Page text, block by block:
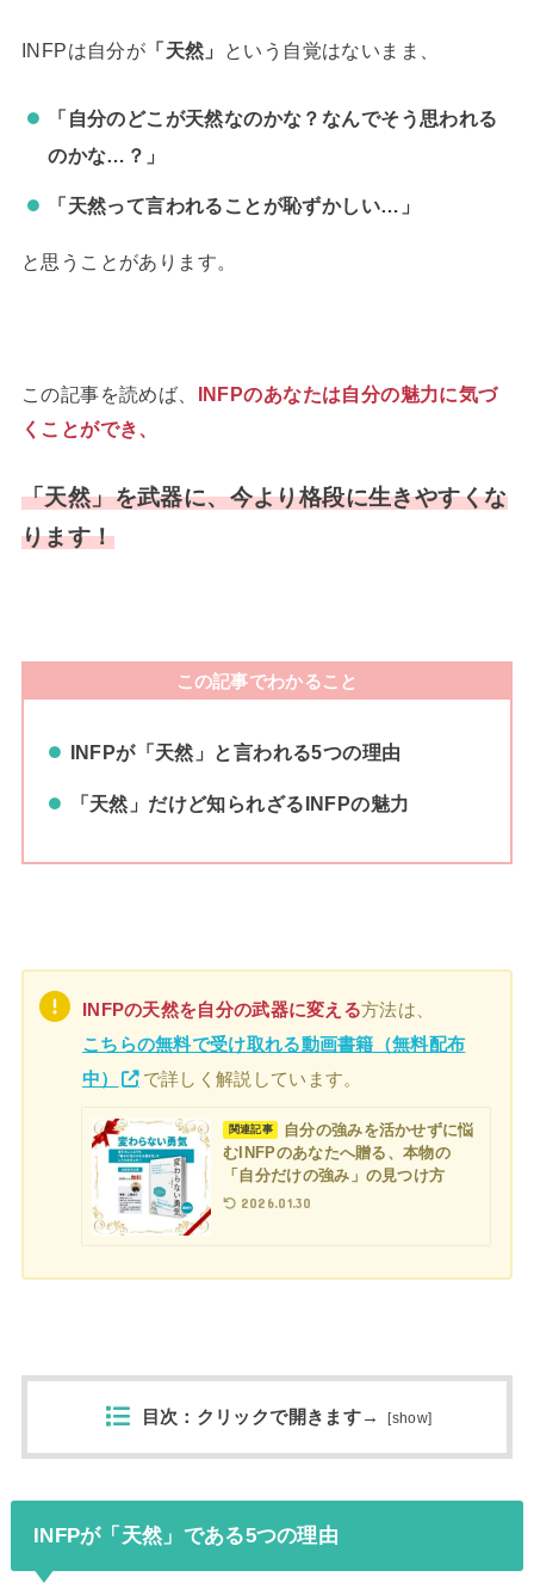
INFPは自分が 「天然」 という自覚はないまま、
「自分のどこが天然なのかな？なんでそう思われる
のかな…？」
「天然って言われることが恥ずかしい…」
と思うことがあります。
この記事を読めば、 INFPのあなたは自分の魅力に気づ
くことができ、
「天然」を武器に、今より格段に生きやすくな
ります！
この記事でわかること
INFPが「天然」と言われる5つの理由
「天然」だけど知られざるINFPの魅力
INFPの天然を自分の武器に変える方法は、
こちらの無料で受け取れる動画書籍（無料配布
中）
で詳しく解説しています。
関連記事
自分の強みを活かせずに悩
むINFPのあなたへ贈る、本物の
「自分だけの強み」の見つけ方
2026.01.30
目次：クリックで開きます→ [show]
INFPが「天然」である5つの理由